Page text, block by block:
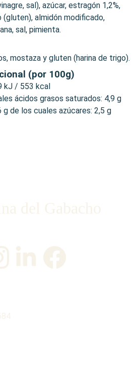
sal), azúcar, estragón 1,2%,
(gluten), almidón modificado,
sal, pimienta.
mostaza y gluten (harina de trigo).
(por 100g)
kJ / 553 kcal
ácidos grasos saturados: 4,9 g
de los cuales azúcares: 2,5 g